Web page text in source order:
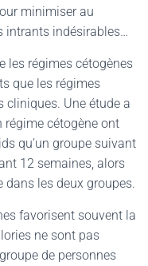
minimiser au
intrants indésirables…
les régimes cétogènes
que les régimes
cliniques. Une étude a
régime cétogène ont
qu’un groupe suivant
12 semaines, alors
dans les deux groupes.
favorisent souvent la
ne sont pas
de personnes